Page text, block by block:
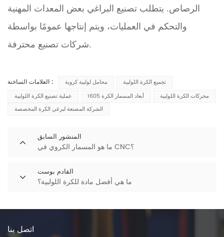
الرصاص. يتطلب تصنيع البراغي بعض المعدات المهنية
والتحكم في العمليات، ويتم إنتاجها عمومًا بواسطة
شركات تصنيع محترفة.
العلامات الساخنة : محامل لولبية كروية
تجميع الكرة اللولبية
عملية تصنيع الكرة اللولبية
1605 أبعاد المسمار الكرة
محركات الكرة اللولبية
الشركة المصنعة لبرغي الكرة المخصصة
المنشور السابق
ما هو المسمار الكروي في CNC؟
القادم بوست
ما هي أفضل مادة للكرة اللولبية؟
اتصل بنا